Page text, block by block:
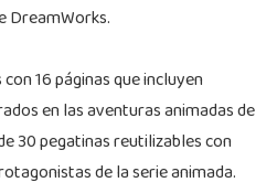
DreamWorks.
16 páginas que incluyen
en las aventuras animadas de
30 pegatinas reutilizables con
de la serie animada.